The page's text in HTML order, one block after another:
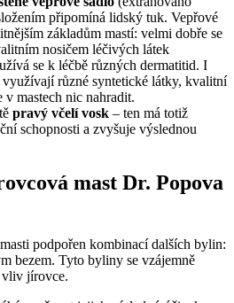
připomíná lidský tuk. Vepřové
základům mastí: velmi dobře se
nosičem léčivých látek
se k léčbě různých dermatitid. I
využívají různé syntetické látky, kvalitní
v mastech nic nahradit.
pravý včelí vosk – ten má totiž
schopnosti a zvyšuje výslednou
mast Dr. Popova
podpořen kombinací dalších bylin:
bezem. Tyto byliny se vzájemně
jírovce.